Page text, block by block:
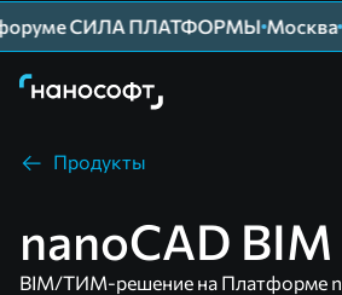
СИЛА ПЛАТФОРМЫ Москва 15
Продукты
nanoCAD
BIM/ТИМ-решение на Платформе